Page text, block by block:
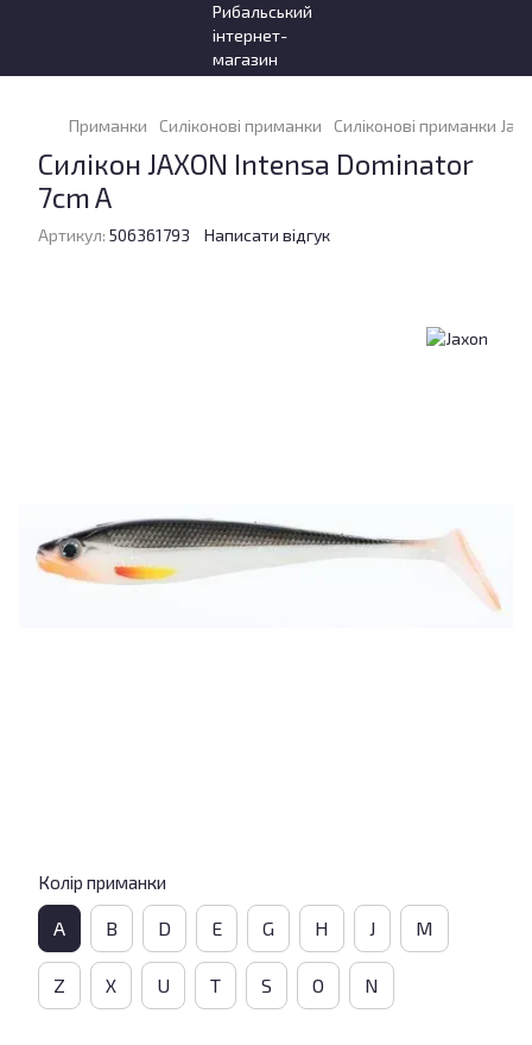
Приманки Силіконові приманки Силіконові приманки
Силікон JAXON Intensa Dominator
7cm A
Артикул: 506361793 Написати відгук
Колір приманки
A B D E G H J M
Z X U T S O N